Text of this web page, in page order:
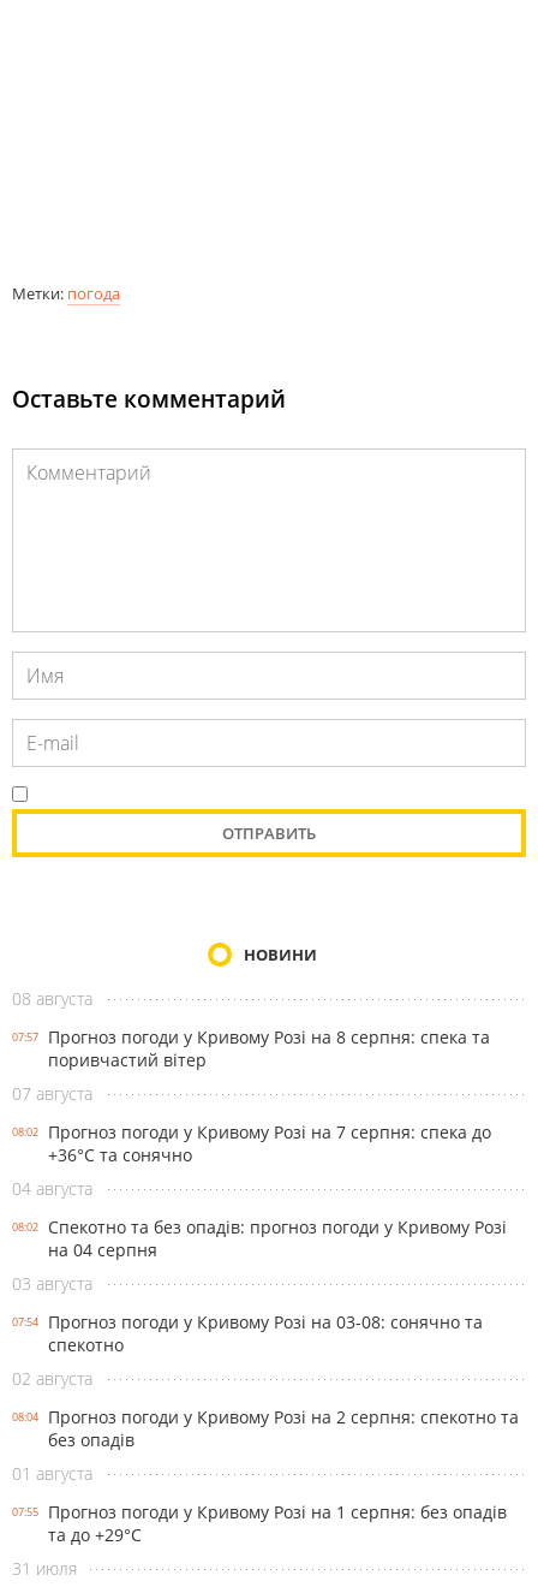
Метки: погода
Оставьте комментарий
НОВИНИ
08 августа
07:57
Прогноз погоди у Кривому Розі на 8 серпня: спека та
поривчастий вітер
07 августа
08:02
Прогноз погоди у Кривому Розі на 7 серпня: спека до
+36°С та сонячно
04 августа
08:02
Спекотно та без опадів: прогноз погоди у Кривому Розі
на 04 серпня
03 августа
07:54
Прогноз погоди у Кривому Розі на 03-08: сонячно та
спекотно
02 августа
08:04
Прогноз погоди у Кривому Розі на 2 серпня: спекотно та
без опадів
01 августа
07:55
Прогноз погоди у Кривому Розі на 1 серпня: без опадів
та до +29°С
31 июля